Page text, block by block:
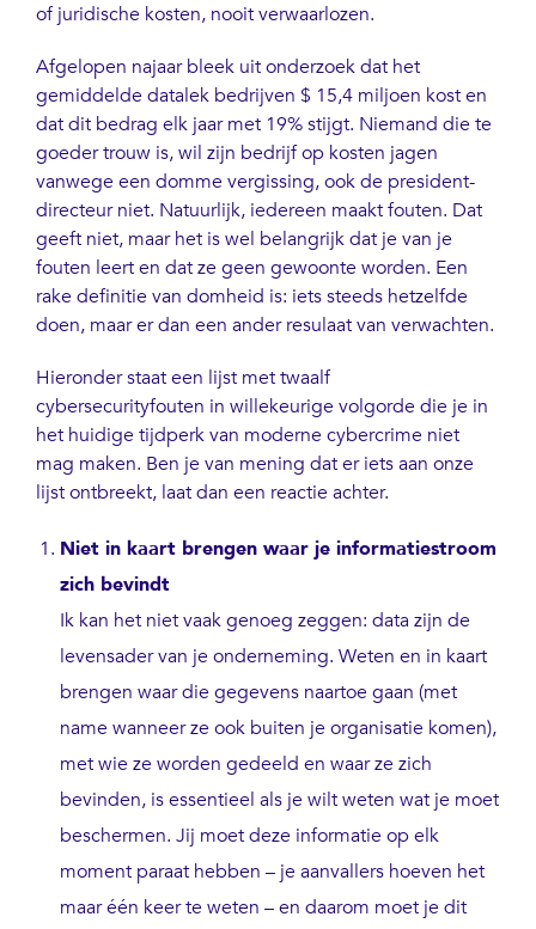
of juridische kosten, nooit verwaarlozen.
Afgelopen najaar bleek uit onderzoek dat het
gemiddelde datalek bedrijven $ 15,4 miljoen kost en
dat dit bedrag elk jaar met 19% stijgt. Niemand die te
goeder trouw is, wil zijn bedrijf op kosten jagen
vanwege een domme vergissing, ook de president-
directeur niet. Natuurlijk, iedereen maakt fouten. Dat
geeft niet, maar het is wel belangrijk dat je van je
fouten leert en dat ze geen gewoonte worden. Een
rake definitie van domheid is: iets steeds hetzelfde
doen, maar er dan een ander resulaat van verwachten.
Hieronder staat een lijst met twaalf
cybersecurityfouten in willekeurige volgorde die je in
het huidige tijdperk van moderne cybercrime niet
mag maken. Ben je van mening dat er iets aan onze
lijst ontbreekt, laat dan een reactie achter.
Niet in kaart brengen waar je informatiestroom
zich bevindt
Ik kan het niet vaak genoeg zeggen: data zijn de
levensader van je onderneming. Weten en in kaart
brengen waar die gegevens naartoe gaan (met
name wanneer ze ook buiten je organisatie komen),
met wie ze worden gedeeld en waar ze zich
bevinden, is essentieel als je wilt weten wat je moet
beschermen. Jij moet deze informatie op elk
moment paraat hebben – je aanvallers hoeven het
maar één keer te weten – en daarom moet je dit